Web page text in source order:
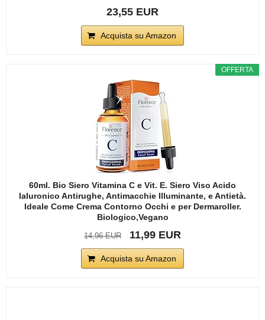
23,55 EUR
Acquista su Amazon
OFFERTA
60ml. Bio Siero Vitamina C e Vit. E. Siero Viso Acido
Ialuronico Antirughe, Antimacchie Illuminante, e Antietà.
Ideale Come Crema Contorno Occhi e per Dermaroller.
Biologico,Vegano
14,96 EUR 11,99 EUR
Acquista su Amazon